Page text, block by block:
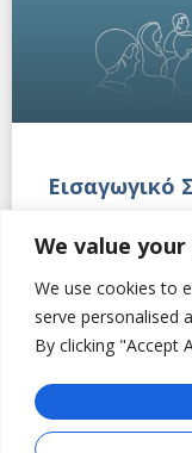
We value
We use cookies to
serve personalised
By clicking "Accept
Εισαγωγικό
Ομάδας
Η ΕΕΨΨΟ
σεμινάριο για
των ομάδων που
ψυχιάτρους,
λειτουργούς,
να έχουν μία